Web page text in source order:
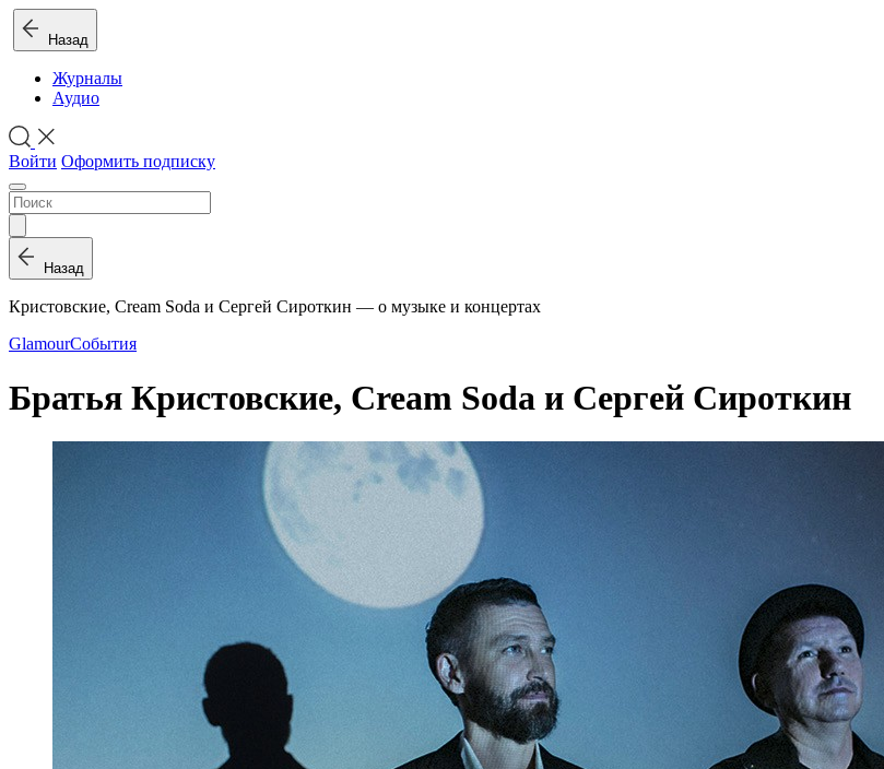
Назад
Журналы
Аудио
Войти Оформить подписку
Назад
Кристовские, Cream Soda и Сергей Сироткин — о музыке и концертах
GlamourСобытия
Братья Кристовские, Cream Soda и Сергей Сироткин